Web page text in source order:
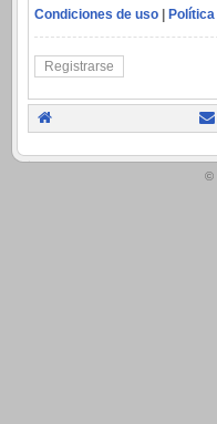
Condiciones de uso |
Registrarse
.
©